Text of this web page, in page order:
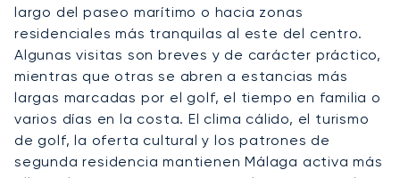
largo del paseo marítimo o hacia zonas
residenciales más tranquilas al este del centro.
Algunas visitas son breves y de carácter práctico,
mientras que otras se abren a estancias más
largas marcadas por el golf, el tiempo en familia o
varios días en la costa. El clima cálido, el turismo
de golf, la oferta cultural y los patrones de
segunda residencia mantienen Málaga activa más